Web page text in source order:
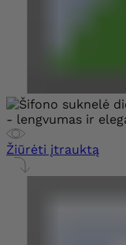
Žiūrėti įtrauktą